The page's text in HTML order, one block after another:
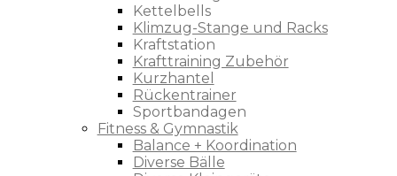
Kettelbells
Klimzug-Stange und Racks
Kraftstation
Krafttraining Zubehör
Kurzhantel
Rückentrainer
Sportbandagen
Fitness & Gymnastik
Balance + Koordination
Diverse Bälle